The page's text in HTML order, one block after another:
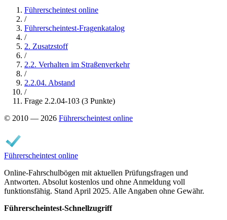
Führerscheintest online
/
Führerscheintest-Fragenkatalog
/
2. Zusatzstoff
/
2.2. Verhalten im Straßenverkehr
/
2.2.04. Abstand
/
Frage 2.2.04-103 (3 Punkte)
© 2010 — 2026 Führerscheintest online
Führerscheintest online
Online-Fahrschulbögen mit aktuellen Prüfungsfragen und
Antworten. Absolut kostenlos und ohne Anmeldung voll
funktionsfähig. Stand April 2025. Alle Angaben ohne Gewähr.
Führerscheintest-Schnellzugriff